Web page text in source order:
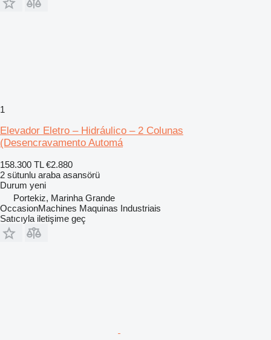
1
Elevador Eletro – Hidráulico – 2 Colunas
(Desencravamento Automá
158.300 TL €2.880
2 sütunlu araba asansörü
Durum yeni
Portekiz, Marinha Grande
OccasionMachines Maquinas Industriais
Satıcıyla iletişime geç